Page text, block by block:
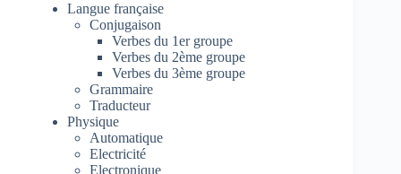
Langue française
Conjugaison
Verbes du 1er groupe
Verbes du 2ème groupe
Verbes du 3ème groupe
Grammaire
Traducteur
Physique
Automatique
Electricité
Electronique